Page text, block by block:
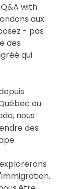
with
aux
- pas
des
qui
ou
nous
des